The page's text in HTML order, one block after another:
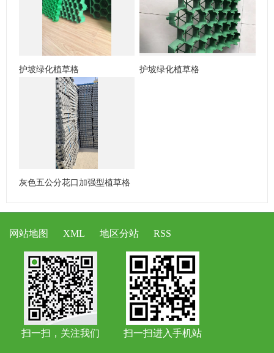
护坡绿化植草格 护坡绿化植草格
灰色五公分花口加强型植草格
网站地图 XML 地区分站 RSS
扫一扫，关注我们 扫一扫进入手机站